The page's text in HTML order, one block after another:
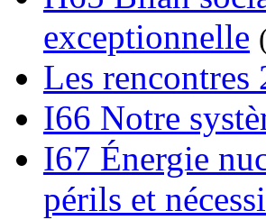
exceptionnelle
Les rencontres
I66 Notre
I67 Énergie
périls et